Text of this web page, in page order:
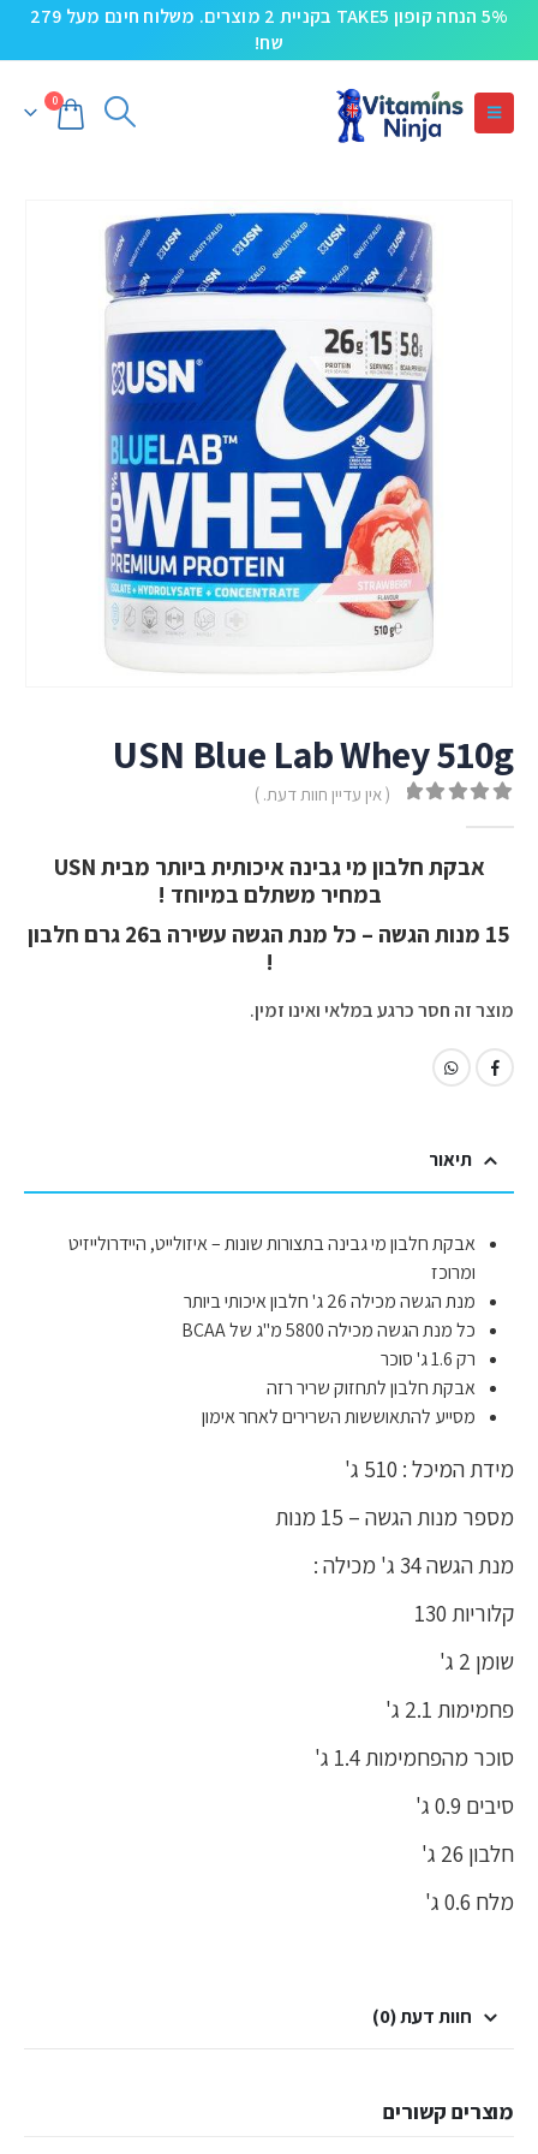
5% הנחה קופון TAKE5 בקניית 2 מוצרים. משלוח חינם מעל 279
שח!
0
USN Blue Lab Whey 510g
( אין עדיין חוות דעת. )
אבקת חלבון מי גבינה איכותית ביותר מבית USN
במחיר משתלם במיוחד !
15 מנות הגשה – כל מנת הגשה עשירה ב26 גרם חלבון
!
מוצר זה חסר כרגע במלאי ואינו זמין.
תיאור
אבקת חלבון מי גבינה בתצורות שונות – איזולייט, היידרולייזיט
ומרוכז
מנת הגשה מכילה 26 ג' חלבון איכותי ביותר
כל מנת הגשה מכילה 5800 מ"ג של BCAA
רק 1.6 ג' סוכר
אבקת חלבון לתחזוק שריר רזה
מסייע להתאוששות השרירים לאחר אימון
מידת המיכל : 510 ג'
מספר מנות הגשה – 15 מנות
מנת הגשה 34 ג' מכילה :
קלוריות 130
שומן 2 ג'
פחמימות 2.1 ג'
סוכר מהפחמימות 1.4 ג'
סיבים 0.9 ג'
חלבון 26 ג'
מלח 0.6 ג'
חוות דעת (0)
מוצרים קשורים